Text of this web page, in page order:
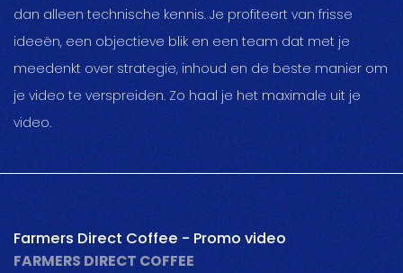
dan alleen technische kennis. Je profiteert van frisse
ideeën, een objectieve blik en een team dat met je
meedenkt over strategie, inhoud en de beste manier om
je video te verspreiden. Zo haal je het maximale uit je
video.
Farmers Direct Coffee - Promo video
FARMERS DIRECT COFFEE